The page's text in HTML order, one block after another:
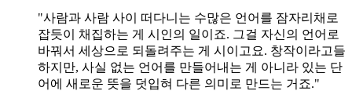
"사람과 사람 사이 떠다니는 수많은 언어를 잠자리채로
잡듯이 채집하는 게 시인의 일이죠. 그걸 자신의 언어로
바꿔서 세상으로 되돌려주는 게 시이고요. 창작이라고들
하지만, 사실 없는 언어를 만들어내는 게 아니라 있는 단
어에 새로운 뜻을 덧입혀 다른 의미로 만드는 거죠."